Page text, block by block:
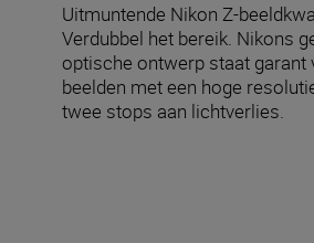
Uitmuntende Nikon Z-
Verdubbel het bereik. Nikons
optische ontwerp staat garant
beelden met een hoge
twee stops aan lichtverlies.